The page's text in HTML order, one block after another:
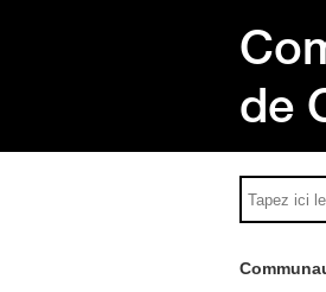
de